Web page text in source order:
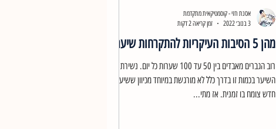
מהן 5 הסיבות העיקריות להתקרחות שיער?
רוב הגברים מאבדים בין 50 עד 100 שערות כל יום. נשירת
השיער בכמות זו בדרך כלל לא מורגשת במיוחד מכיוון ששיער
חדש צומח בו זמנית. אז מתי...
אסנת חזי - קוסמטיקאית מתקדמת
3 בנוב׳ 2022
זמן קריאה 2 דקות